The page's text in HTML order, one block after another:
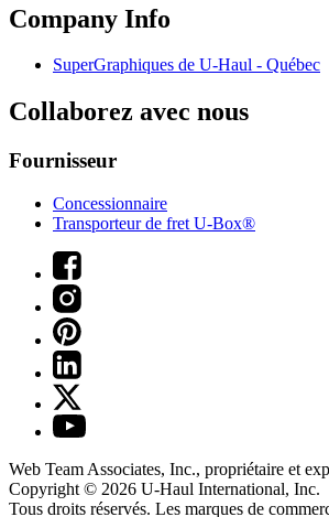
Company Info
SuperGraphiques de U-Haul - Québec
Collaborez avec nous
Fournisseur
Concessionnaire
Transporteur de fret U-Box®
Web Team Associates, Inc., propriétaire et
Copyright © 2026 U-Haul International, Inc.
Tous droits réservés. Les marques de